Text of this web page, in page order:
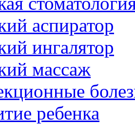
аспиратор
ингалятор
массаж
ребенка